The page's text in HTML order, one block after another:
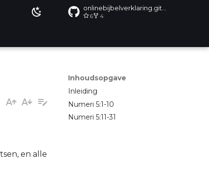
6 4
Inhoudsopgave
Inleiding
Numeri 5:1-10
Numeri 5:11-31
en alle